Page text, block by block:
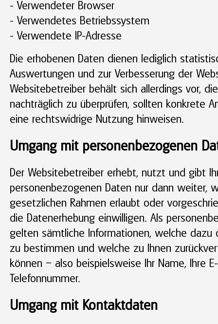
- Verwendeter Browser
- Verwendetes Betriebssystem
- Verwendete IP-Adresse
Die erhobenen Daten dienen lediglich
Auswertungen und zur Verbesserung der
Websitebetreiber behält sich allerdings vor,
nachträglich zu überprüfen, sollten konkrete
eine rechtswidrige Nutzung hinweisen.
Umgang mit personenbezogenen
Der Websitebetreiber erhebt, nutzt und gibt
personenbezogenen Daten nur dann weiter,
gesetzlichen Rahmen erlaubt oder
die Datenerhebung einwilligen. Als
gelten sämtliche Informationen, welche dazu
zu bestimmen und welche zu Ihnen
können – also beispielsweise Ihr Name, Ihre
Telefonnummer.
Umgang mit Kontaktdaten